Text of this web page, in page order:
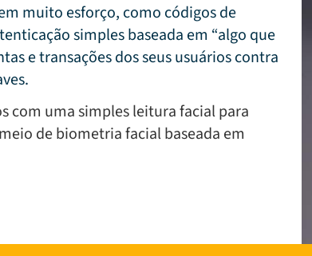
muito esforço, como códigos de
simples baseada em “algo que
e transações dos seus usuários contra
com uma simples leitura facial para
de biometria facial baseada em